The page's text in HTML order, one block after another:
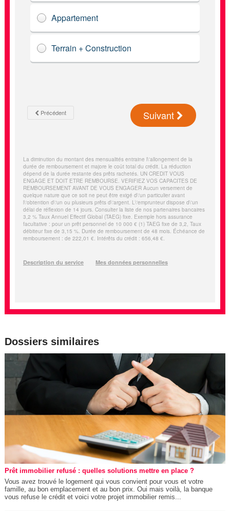
Dossiers similaires
Prêt immobilier refusé : quelles solutions mettre en place ?
Vous avez trouvé le logement qui vous convient pour vous et votre
famille, au bon emplacement et au bon prix. Oui mais voilà, la banque
vous refuse le crédit et voici votre projet immobilier remis...